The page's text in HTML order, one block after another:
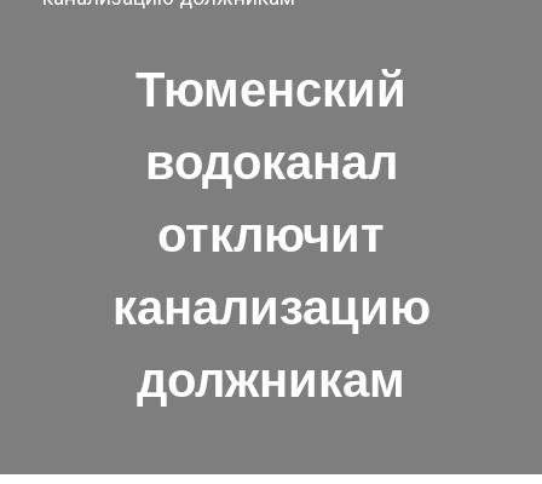
Тюменский
водоканал
отключит
канализацию
должникам